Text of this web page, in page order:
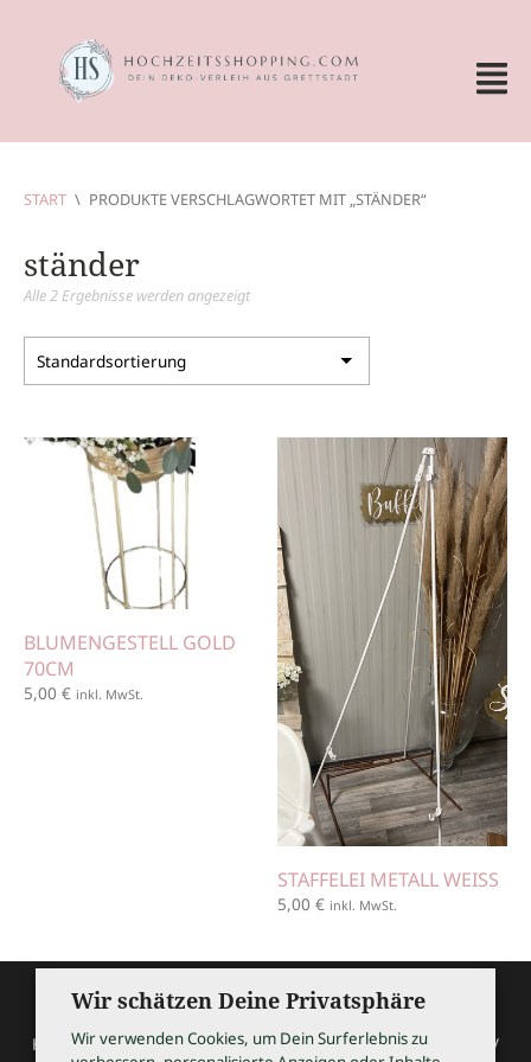
START \ PRODUKTE VERSCHLAGWORTET MIT „STÄNDER“
ständer
Alle 2 Ergebnisse werden angezeigt
BLUMENGESTELL GOLD
70CM
5,00 € inkl. MwSt.
STAFFELEI METALL WEISS
5,00 € inkl. MwSt.
HOCHZEITSSHOPPING / Thomas Bauer / Meßmerstraße 32 /
Wir schätzen Deine Privatsphäre
Wir verwenden Cookies, um Dein Surferlebnis zu